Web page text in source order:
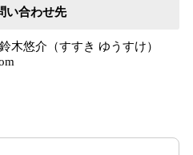
い合わせ先
木悠介（すすき ゆうすけ）